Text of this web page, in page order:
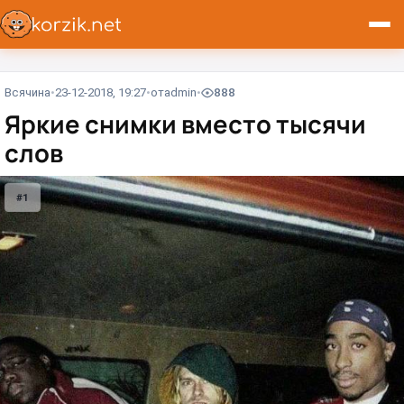
Всячина 23-12-2018, 19:27 отadmin 888
Яркие снимки вместо тысячи
слов
#1